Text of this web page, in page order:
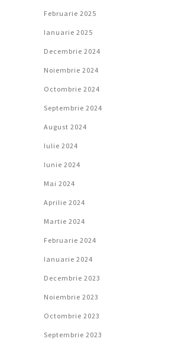
Februarie 2025
Ianuarie 2025
Decembrie 2024
Noiembrie 2024
Octombrie 2024
Septembrie 2024
August 2024
Iulie 2024
Iunie 2024
Mai 2024
Aprilie 2024
Martie 2024
Februarie 2024
Ianuarie 2024
Decembrie 2023
Noiembrie 2023
Octombrie 2023
Septembrie 2023